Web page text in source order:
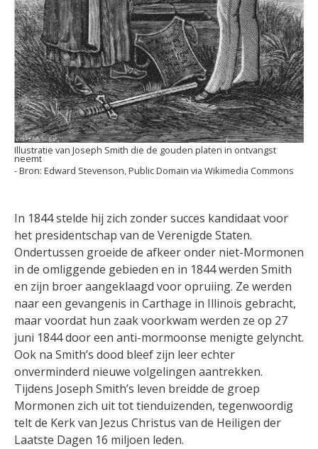
Illustratie van Joseph Smith die de gouden platen in ontvangst
neemt
Edward Stevenson, Public Domain via Wikimedia Commons
In 1844 stelde hij zich zonder succes kandidaat voor
het presidentschap van de Verenigde Staten.
Ondertussen groeide de afkeer onder niet-Mormonen
in de omliggende gebieden en in 1844 werden Smith
en zijn broer aangeklaagd voor opruiing. Ze werden
naar een gevangenis in Carthage in Illinois gebracht,
maar voordat hun zaak voorkwam werden ze op 27
juni 1844 door een anti-mormoonse menigte gelyncht.
Ook na Smith’s dood bleef zijn leer echter
onverminderd nieuwe volgelingen aantrekken.
Tijdens Joseph Smith’s leven breidde de groep
Mormonen zich uit tot tienduizenden, tegenwoordig
telt de Kerk van Jezus Christus van de Heiligen der
Laatste Dagen 16 miljoen leden.